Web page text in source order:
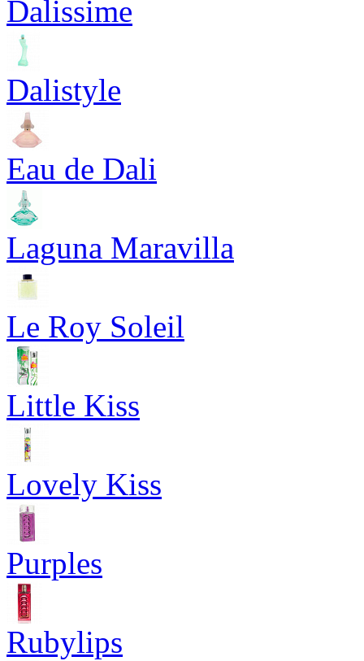
Dalissime
Dalistyle
Eau de Dali
Laguna Maravilla
Le Roy Soleil
Little Kiss
Lovely Kiss
Purples
Rubylips